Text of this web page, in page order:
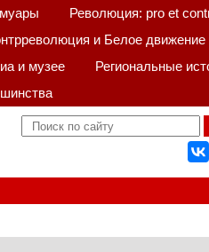
Революция: pro et
и Белое движение
и музее
Региональные